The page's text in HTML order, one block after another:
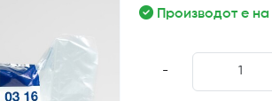
Производот е на
-